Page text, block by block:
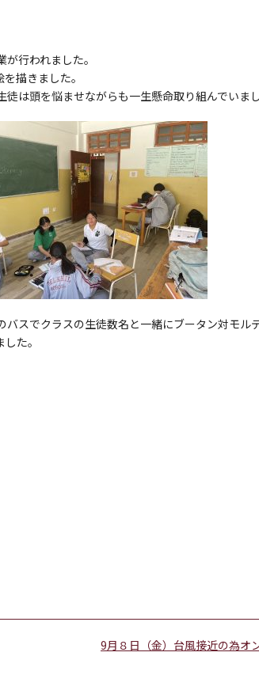
行われました。
描きました。
は頭を悩ませながらも一生懸命取り組んでいまし
スでクラスの生徒数名と一緒にブータン対モル
た。
9月８日（金）台風接近の為オ